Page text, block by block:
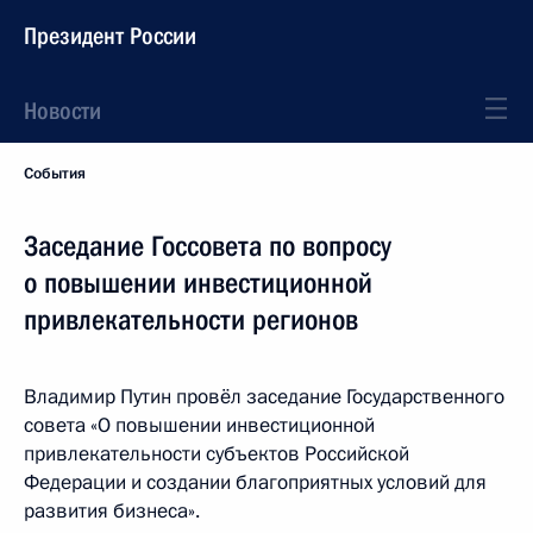
Президент России
Новости
События
Заседание Госсовета по вопросу
о повышении инвестиционной
привлекательности регионов
Владимир Путин провёл заседание Государственного
совета «О повышении инвестиционной
привлекательности субъектов Российской
Федерации и создании благоприятных условий для
развития бизнеса».